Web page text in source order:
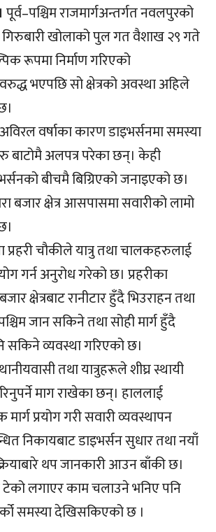
पूर्व–पश्चिम राजमार्गअन्तर्गत नवलपुरको
गिरुबारी खोलाको पुल गत वैशाख २९ गते
रूपमा निर्माण गरिएको
भएपछि सो क्षेत्रको अवस्था अहिले
वर्षाका कारण डाइभर्सनमा समस्या
बाटोमै अलपत्र परेका छन्। केही
बीचमै बिग्रिएको जनाइएको छ।
बजार क्षेत्र आसपासमा सवारीको लामो
प्रहरी चौकीले यात्रु तथा चालकहरुलाई
गर्न अनुरोध गरेको छ। प्रहरीका
क्षेत्रबाट रानीटार हुँदै भिउराहन तथा
जान सकिने तथा सोही मार्ग हुँदै
सकिने व्यवस्था गरिएको छ।
तथा यात्रुहरूले शीघ्र स्थायी
माग राखेका छन्। हाललाई
प्रयोग गरी सवारी व्यवस्थापन
निकायबाट डाइभर्सन सुधार तथा नयाँ
थप जानकारी आउन बाँकी छ।
लगाएर काम चलाउने भनिए पनि
समस्या देखिसकिएको छ ।